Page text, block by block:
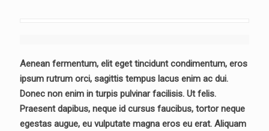
Aenean fermentum, elit eget tincidunt condimentum, eros
ipsum rutrum orci, sagittis tempus lacus enim ac dui.
Donec non enim in turpis pulvinar facilisis. Ut felis.
Praesent dapibus, neque id cursus faucibus, tortor neque
egestas augue, eu vulputate magna eros eu erat. Aliquam